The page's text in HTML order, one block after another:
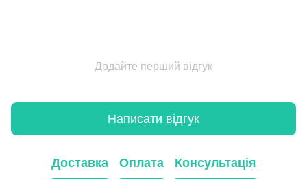
Додайте перший відгук
Написати відгук
Доставка Оплата Консультація